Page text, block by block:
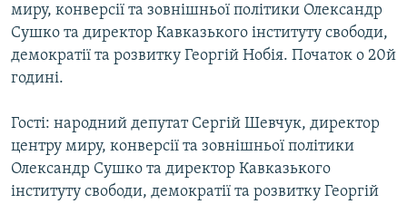
миру, конверсії та зовнішньої політики Олександр
Сушко та директор Кавказького інституту свободи,
демократії та розвитку Георгій Нобія. Початок о 20й
годині.
Гості: народний депутат Сергій Шевчук, директор
центру миру, конверсії та зовнішньої політики
Олександр Сушко та директор Кавказького
інституту свободи, демократії та розвитку Георгій